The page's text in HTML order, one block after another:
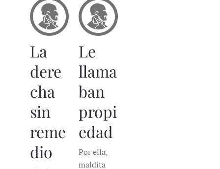
La
dere
cha
sin
reme
dio
Le
llama
ban
propi
edad
Por ella,
maldita